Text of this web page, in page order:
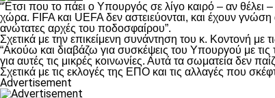
“Έτσι που το πάει ο Υπουργός σε λίγο καιρό – αν θέλει
χώρα. FIFA και UEFA δεν αστειεύονται, και έχουν
ανώτατες αρχές του ποδοσφαίρου”.
Σχετικά με την επικείμενη συνάντηση του κ. Κοντονή με
“Ακούω και διαβάζω για συσκέψεις του Υπουργού με τις
για αυτές τις μικρές κοινωνίες. Αυτά τα σωματεία δεν
Σχετικά με τις εκλογές της ΕΠΟ και τις αλλαγές που
Advertisement